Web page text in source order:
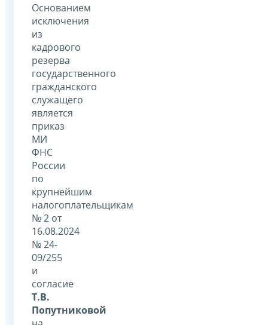
Основанием
исключения
из
кадрового
резерва
государственного
гражданского
служащего
является
приказ
МИ
ФНС
России
по
крупнейшим
налогоплательщикам
№ 2 от
16.08.2024
№ 24-
09/255
и
согласие
Т.В.
Попутниковой